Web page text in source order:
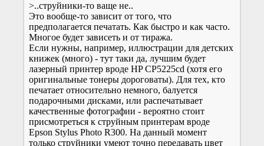
>..струйники-то ваще не..
Это вообще-то зависит от того, что
предполагается печатать. Как быстро и как часто.
Многое будет зависеть и от тиража.
Если нужны, например, иллюстрации для детских
книжек (много) - тут таки да, лучшим будет
лазерный принтер вроде HP CP5225cd (хотя его
оригинальные тонеры дороговаты). Для тех, кто
печатает относительно немного, балуется
подарочными дисками, или распечатывает
качественные фотографии - вероятно стоит
присмотреться к струйным принтерам вроде
Epson Stylus Photo R300. На данный момент
только струйники умеют точно передавать цвет